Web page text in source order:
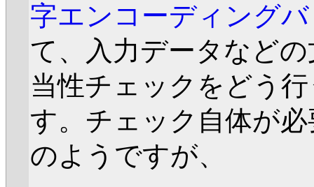
字エンコーディング
て、入力データなど
当性チェックをどう
す。チェック自体が
のようですが、